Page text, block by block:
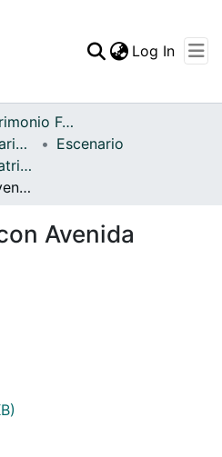
Statistics
Log In
Archivo del Patrimonio Fotográfico y Fílmico del Valle del Cauca
Fondo Fotográfico Diario Occidente
Escenario
FFDO - Escenario - Patrimonial
Calle 25 norte con Avenida Octava
Avenida